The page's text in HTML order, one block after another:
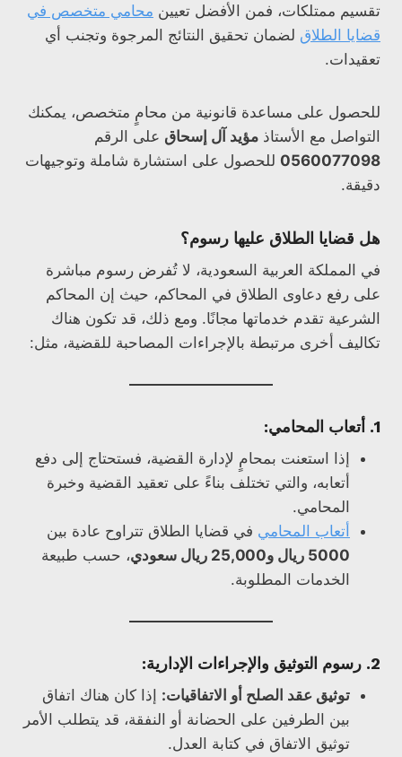
تقسيم ممتلكات، فمن الأفضل تعيين محامي متخصص في
قضايا الطلاق لضمان تحقيق النتائج المرجوة وتجنب أي
تعقيدات.
للحصول على مساعدة قانونية من محامٍ متخصص، يمكنك
التواصل مع الأستاذ مؤيد آل إسحاق على الرقم
0560077098 للحصول على استشارة شاملة وتوجيهات
دقيقة.
هل قضايا الطلاق عليها رسوم؟
في المملكة العربية السعودية، لا تُفرض رسوم مباشرة
على رفع دعاوى الطلاق في المحاكم، حيث إن المحاكم
الشرعية تقدم خدماتها مجانًا. ومع ذلك، قد تكون هناك
تكاليف أخرى مرتبطة بالإجراءات المصاحبة للقضية، مثل:
1. أتعاب المحامي:
إذا استعنت بمحامٍ لإدارة القضية، فستحتاج إلى دفع
أتعابه، والتي تختلف بناءً على تعقيد القضية وخبرة
المحامي.
أتعاب المحامي في قضايا الطلاق تتراوح عادة بين
5000 ريال و25,000 ريال سعودي
، حسب طبيعة
الخدمات المطلوبة.
2. رسوم التوثيق والإجراءات الإدارية:
توثيق عقد الصلح أو الاتفاقيات: إذا كان هناك اتفاق
بين الطرفين على الحضانة أو النفقة، قد يتطلب الأمر
توثيق الاتفاق في كتابة العدل.